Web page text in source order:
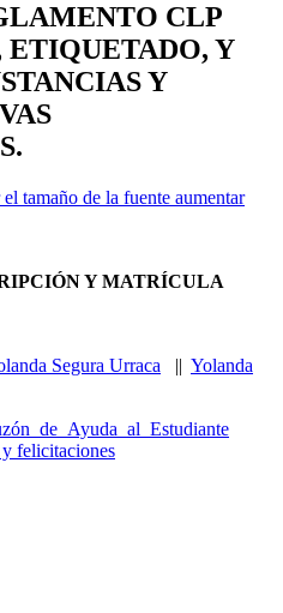
CLP
Y
Y
tamaño de la fuente aumentar
Y MATRÍCULA
Segura Urraca || Yolanda
de Ayuda al Estudiante
felicitaciones